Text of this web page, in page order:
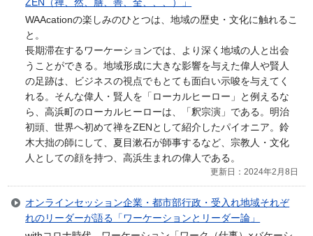
WAAcationの楽しみのひとつは、地域の歴史・文化に触れるこ
と。
長期滞在するワーケーションでは、より深く地域の人と出会
うことができる。地域形成に大きな影響を与えた偉人や賢人
の足跡は、ビジネスの視点でもとても面白い示唆を与えてく
れる。そんな偉人・賢人を「ローカルヒーロー」と例えるな
ら、高浜町のローカルヒーローは、「釈宗演」である。明治
初頭、世界へ初めて禅をZENとして紹介したパイオニア。鈴
木大拙の師にして、夏目漱石が師事するなど、宗教人・文化
人としての顔を持つ、高浜生まれの偉人である。
更新日：2024年2月8日
オンラインセッション企業・都市部行政・受入れ地域それぞ
れのリーダーが語る「ワーケーションとリーダー論」